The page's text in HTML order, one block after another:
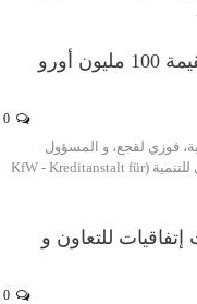
المغرب – ألمانيا : التوقيع بالرباط على إتفاقية بقيمة 100 مليون أورو
فوزي لقجع، و المسؤول
الإقليمي عن قطاع الماء بمنطقة شمال إفريقيا لدى البنك الألماني للتنمية (KfW - Kreditanstalt für
إتفاقيات للتعاون و